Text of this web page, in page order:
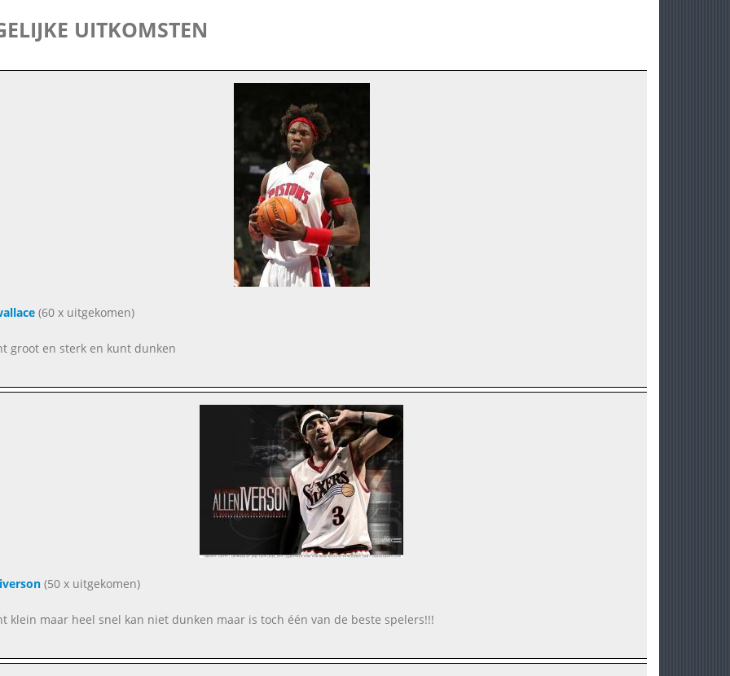
UITKOMSTEN
(60 x uitgekomen)
groot en sterk en kunt dunken
(50 x uitgekomen)
klein maar heel snel kan niet dunken maar is toch één van de beste spelers!!!